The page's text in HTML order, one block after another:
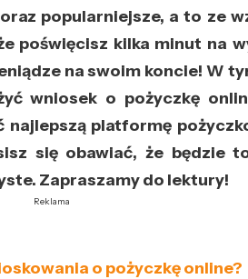
popularniejsze, a to ze
poświęcisz kilka minut na
na swoim koncie! W
wniosek o pożyczkę
platformę
się obawiać, że będzie
Zapraszamy do lektury!
Reklama
o pożyczkę online?